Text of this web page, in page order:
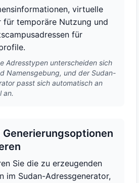
virtuelle
für temporäre Nutzung und
für
Adresstypen unterscheiden sich
Namensgebung, und der Sudan-
passt sich automatisch an
an.
Sie die zu erzeugenden
im Sudan-Adressgenerator,